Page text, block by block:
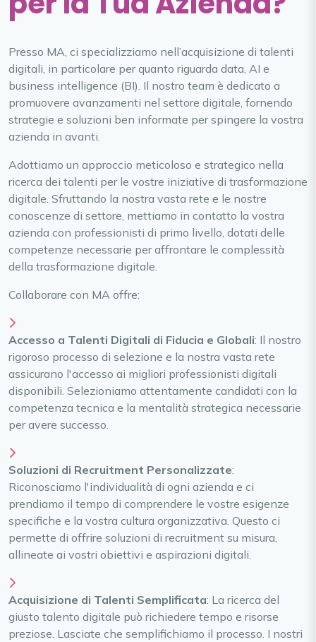
Presso MA, ci specializziamo nell’acquisizione di talenti
digitali, in particolare per quanto riguarda data, AI e
business intelligence (BI). Il nostro team è dedicato a
promuovere avanzamenti nel settore digitale, fornendo
strategie e soluzioni ben informate per spingere la vostra
azienda in avanti.
Adottiamo un approccio meticoloso e strategico nella
ricerca dei talenti per le vostre iniziative di trasformazione
digitale. Sfruttando la nostra vasta rete e le nostre
conoscenze di settore, mettiamo in contatto la vostra
azienda con professionisti di primo livello, dotati delle
competenze necessarie per affrontare le complessità
della trasformazione digitale.
Collaborare con MA offre:
Accesso a Talenti Digitali di Fiducia e Globali: Il nostro
rigoroso processo di selezione e la nostra vasta rete
assicurano l'accesso ai migliori professionisti digitali
disponibili. Selezioniamo attentamente candidati con la
competenza tecnica e la mentalità strategica necessarie
per avere successo.
Soluzioni di Recruitment Personalizzate:
Riconosciamo l'individualità di ogni azienda e ci
prendiamo il tempo di comprendere le vostre esigenze
specifiche e la vostra cultura organizzativa. Questo ci
permette di offrire soluzioni di recruitment su misura,
allineate ai vostri obiettivi e aspirazioni digitali.
Acquisizione di Talenti Semplificata: La ricerca del
giusto talento digitale può richiedere tempo e risorse
preziose. Lasciate che semplifichiamo il processo. I nostri